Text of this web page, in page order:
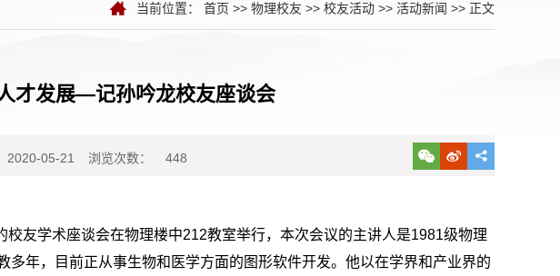
当前位置： 首页 >> 物理校友 >> 校友活动 >> 活动新闻 >> 正文
才发展—记孙吟龙校友座谈会
2020-05-21 浏览次数： 448
友学术座谈会在物理楼中212教室举行，本次会议的主讲人是1981级物理
多年，目前正从事生物和医学方面的图形软件开发。他以在学界和产业界的